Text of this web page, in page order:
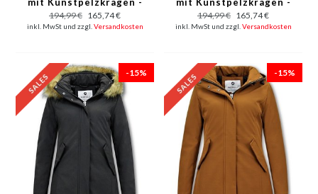
Slim Fit - Rot
194,99 € 165,74 €
inkl. MwSt und zzgl. Versandkosten
Slim Fit - Blau
194,99 € 165,74 €
inkl. MwSt und zzgl. Versandkosten
-15% -15%